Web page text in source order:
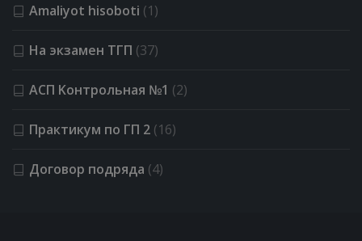
Amaliyot hisoboti (1)
На экзамен ТГП (37)
АСП Kонтрольная №1 (2)
Практикум по ГП 2 (16)
Договор подряда (4)